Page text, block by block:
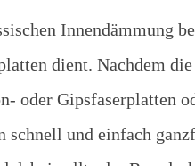
Innendämmung
dient. Nachdem
oder Gipsfaserplatten
schnell und einfach